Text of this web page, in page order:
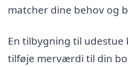
matcher dine behov og
En tilbygning til udestue
tilføje merværdi til din